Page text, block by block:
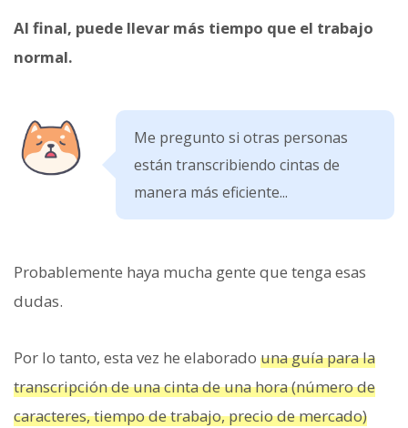
Al final, puede llevar más tiempo que el trabajo
normal.
Me pregunto si otras personas
están transcribiendo cintas de
manera más eficiente...
Probablemente haya mucha gente que tenga esas
dudas.
Por lo tanto, esta vez he elaborado una guía para la
transcripción de una cinta de una hora (número de
caracteres, tiempo de trabajo, precio de mercado)